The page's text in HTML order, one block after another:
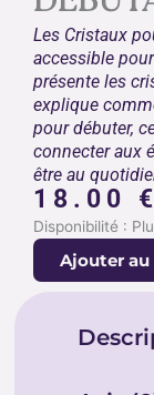
Les Cristaux
accessible
présente les
explique
pour débuter,
connecter aux
être au
18.00 €
Disponibilité :
quantité
de
LES
DÉBUTANTS
Ajouter au